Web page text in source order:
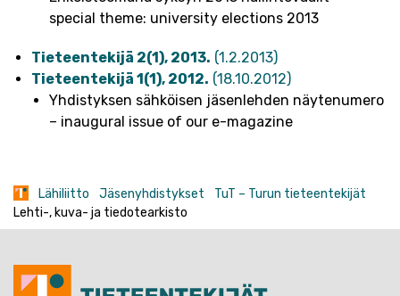
special theme: university elections 2013
Tieteentekijä 2(1), 2013. (1.2.2013)
Tieteentekijä 1(1), 2012. (18.10.2012)
Yhdistyksen sähköisen jäsenlehden näytenumero
– inaugural issue of our e-magazine
Lähiliitto Jäsenyhdistykset
TuT – Turun tieteentekijät
Lehti-, kuva- ja tiedotearkisto